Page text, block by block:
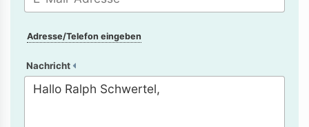
Adresse/Telefon eingeben
Nachricht